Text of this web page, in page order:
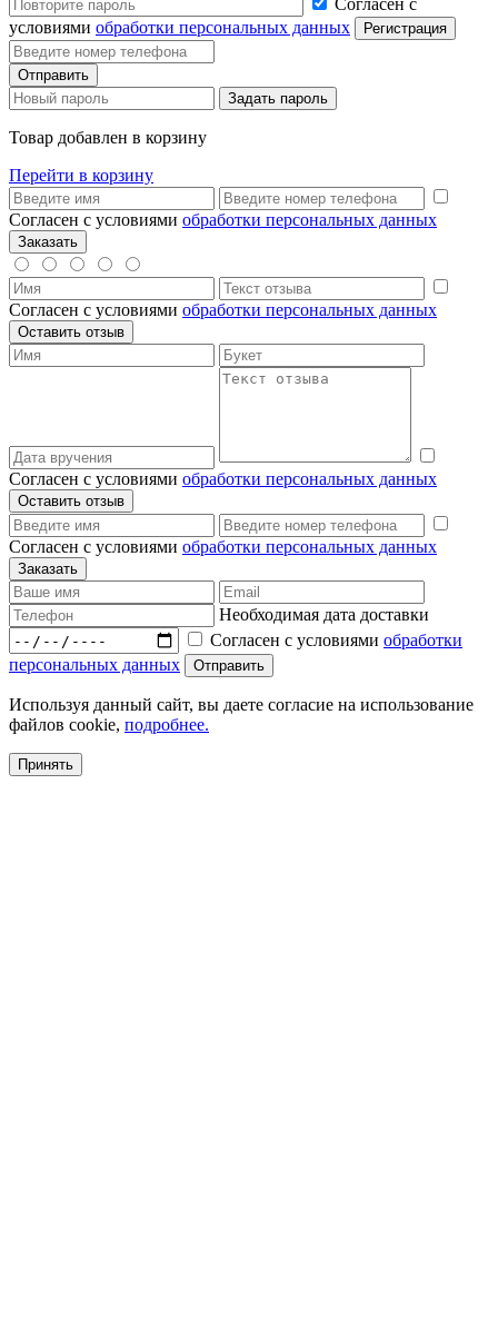
Согласен с
условиями обработки персональных данных
Товар добавлен в корзину
Перейти в корзину
Согласен с условиями обработки персональных данных
Согласен с условиями обработки персональных данных
Согласен с условиями обработки персональных данных
Согласен с условиями обработки персональных данных
Необходимая дата доставки
Согласен с условиями обработки
персональных данных
Используя данный сайт, вы даете согласие на использование
файлов cookie, подробнее.
Принять